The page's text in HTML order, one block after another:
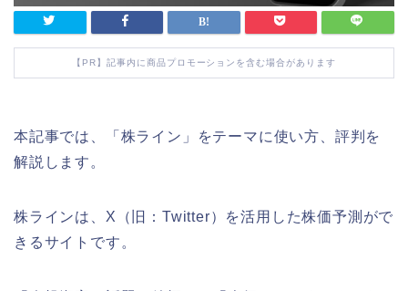
【PR】記事内に商品プロモーションを含む場合があります
本記事では、「株ライン」をテーマに使い方、評判を
解説します。
株ラインは、X（旧：Twitter）を活用した株価予測がで
きるサイトです。